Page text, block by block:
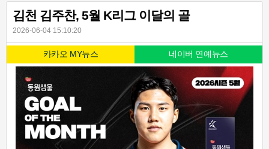
김천 김주찬, 5월 K리그 이달의 골
2026-06-04 15:10:20
카카오 MY뉴스 네이버 연예뉴스